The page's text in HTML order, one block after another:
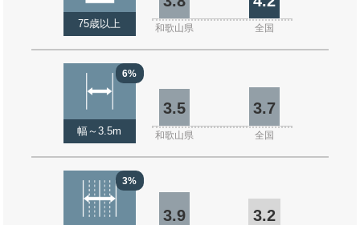
75歳以上 和歌山県 全国
6%
幅～3.5m
3.5 3.7
和歌山県 全国
3%
3.9 3.2